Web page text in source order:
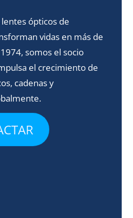
ópticos de
vidas en más de
somos el socio
el crecimiento de
cadenas y